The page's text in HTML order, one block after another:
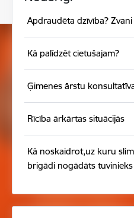
Apdraudēta dzīvība? Zvani
Kā palīdzēt cietušajam?
Ģimenes ārstu
Rīcība ārkārtas situācijās
Kā noskaidrot,uz kuru
brigādi nogādāts tuvinieks